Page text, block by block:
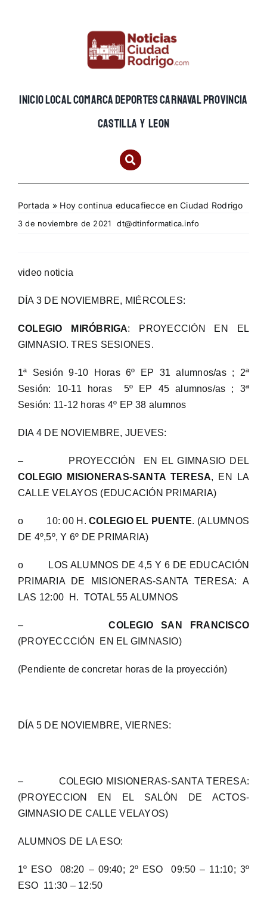
INICIOLOCALCOMARCADEPORTESCARNAVALPROVINCIA
CASTILLA Y LEON
Portada » Hoy continua educafiecce en Ciudad Rodrigo
3 de noviembre de 2021 dt@dtinformatica.info
video noticia
DÍA 3 DE NOVIEMBRE, MIÉRCOLES:
COLEGIO MIRÓBRIGA: PROYECCIÓN EN EL
GIMNASIO. TRES SESIONES.
1ª Sesión 9-10 Horas 6º EP 31 alumnos/as ; 2ª
Sesión: 10-11 horas 5º EP 45 alumnos/as ; 3ª
Sesión: 11-12 horas 4º EP 38 alumnos
DIA 4 DE NOVIEMBRE, JUEVES:
– PROYECCIÓN EN EL GIMNASIO DEL
COLEGIO MISIONERAS-SANTA TERESA, EN LA
CALLE VELAYOS (EDUCACIÓN PRIMARIA)
o 10: 00 H.COLEGIO EL PUENTE. (ALUMNOS
DE 4º,5º, Y 6º DE PRIMARIA)
o LOS ALUMNOS DE 4,5 Y 6 DE EDUCACIÓN
PRIMARIA DE MISIONERAS-SANTA TERESA: A
LAS 12:00 H. TOTAL 55 ALUMNOS
–COLEGIO SAN FRANCISCO
(PROYECCCIÓN EN EL GIMNASIO)
(Pendiente de concretar horas de la proyección)
DÍA 5 DE NOVIEMBRE, VIERNES:
– COLEGIO MISIONERAS-SANTA TERESA:
(PROYECCION EN EL SALÓN DE ACTOS-
GIMNASIO DE CALLE VELAYOS)
ALUMNOS DE LA ESO:
1º ESO 08:20 – 09:40; 2º ESO 09:50 – 11:10; 3º
ESO 11:30 – 12:50